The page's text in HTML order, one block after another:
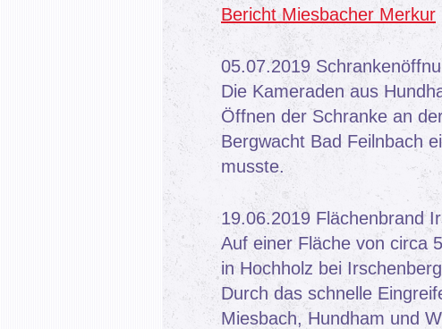
Bericht Miesbacher Merkur
05.07.2019
Die Kameraden aus
Öffnen der Schranke an
Bergwacht Bad Feilnbach
musste.
19.06.2019 Flächenbrand
Auf einer Fläche von circa
in Hochholz bei
Durch das schnelle
Miesbach, Hundham und